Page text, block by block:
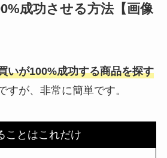
成功させる方法【画像
いが100%成功する商品を探す
すが、非常に簡単です。
ことはこれだけ